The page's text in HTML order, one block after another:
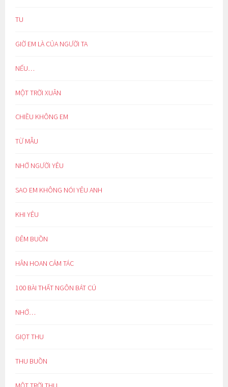
TU
GIỜ EM LÀ CỦA NGƯỜI TA
NẾU…
MỘT TRỜI XUÂN
CHIỀU KHÔNG EM
TỪ MẪU
NHỚ NGƯỜI YÊU
SAO EM KHÔNG NÓI YÊU ANH
KHI YÊU
ĐÊM BUỒN
HÂN HOAN CẢM TÁC
100 BÀI THẤT NGÔN BÁT CÚ
NHỚ…
GIỌT THU
THU BUỒN